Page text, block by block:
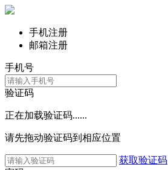
手机注册
邮箱注册
手机号
验证码
正在加载验证码......
请先拖动验证码到相应位置
获取验证码